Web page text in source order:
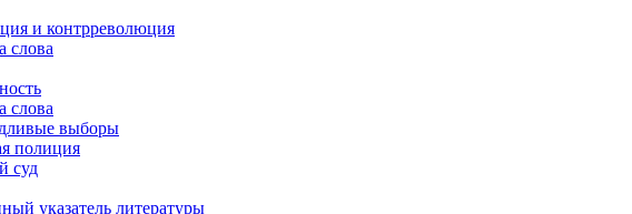
и контрреволюция
слова
слова
выборы
полиция
суд
указатель литературы